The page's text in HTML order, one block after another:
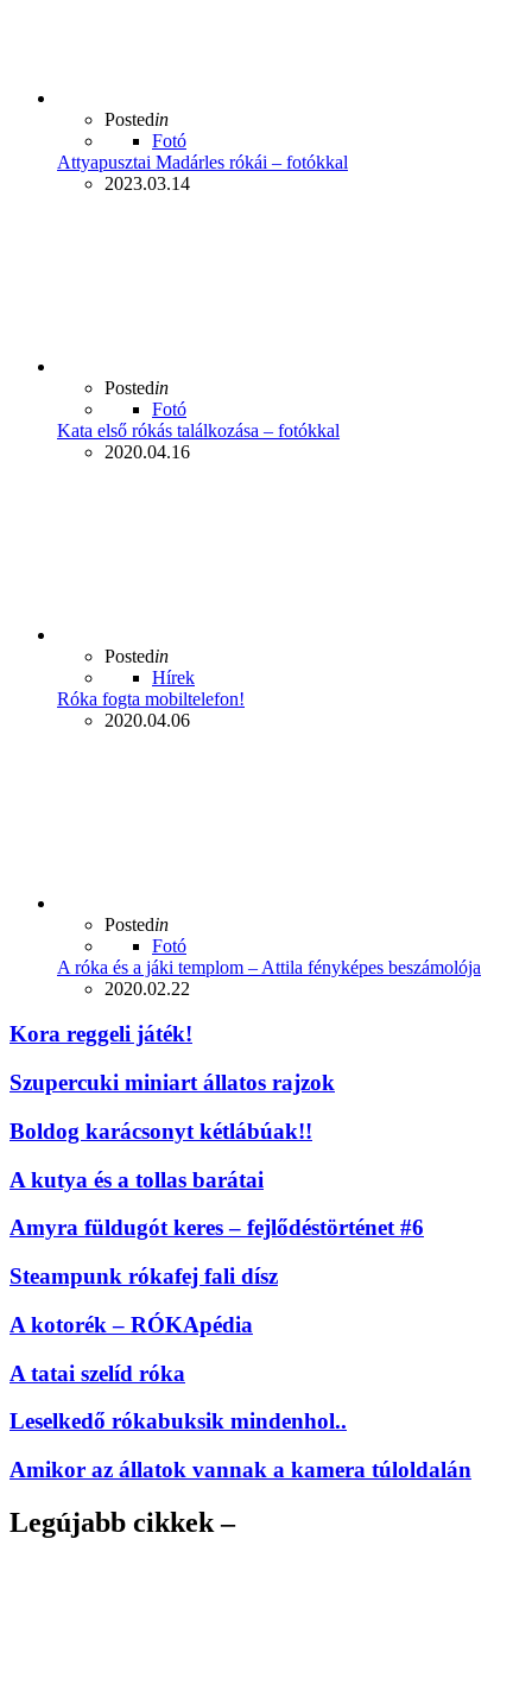
Postedin
Fotó
Attyapusztai Madárles rókái – fotókkal
2023.03.14
Postedin
Fotó
Kata első rókás találkozása – fotókkal
2020.04.16
Postedin
Hírek
Róka fogta mobiltelefon!
2020.04.06
Postedin
Fotó
A róka és a jáki templom – Attila fényképes beszámolója
2020.02.22
Kora reggeli játék!
Szupercuki miniart állatos rajzok
Boldog karácsonyt kétlábúak!!
A kutya és a tollas barátai
Amyra füldugót keres – fejlődéstörténet #6
Steampunk rókafej fali dísz
A kotorék – RÓKApédia
A tatai szelíd róka
Leselkedő rókabuksik mindenhol..
Amikor az állatok vannak a kamera túloldalán
Legújabb cikkek –